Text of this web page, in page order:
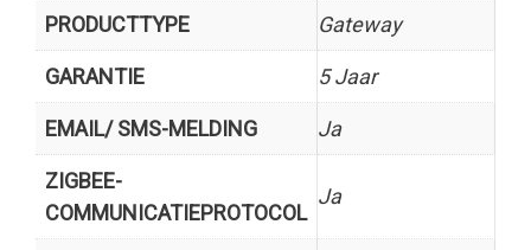
PRODUCTTYPE Gateway
GARANTIE 5 Jaar
EMAIL/ SMS-MELDING Ja
ZIGBEE-
COMMUNICATIEPROTOCOL
Ja